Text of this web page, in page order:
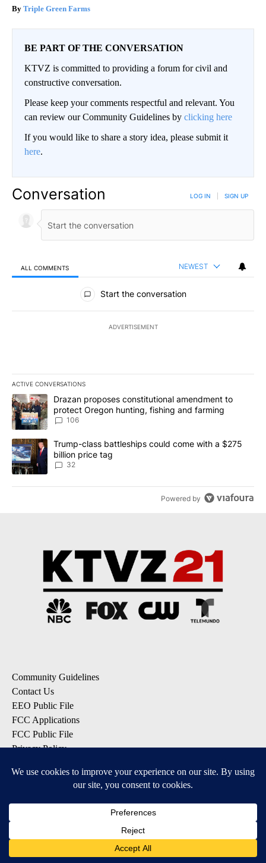
Triple Green Farms
BE PART OF THE CONVERSATION
KTVZ is committed to providing a forum for civil and
constructive conversation.
Please keep your comments respectful and relevant. You
can review our Community Guidelines by clicking here
If you would like to share a story idea, please submit it
here.
Conversation LOG IN SIGN UP
ALL COMMENTS NEWEST
All Comments
Start the conversation
ADVERTISEMENT
ACTIVE CONVERSATIONS
The following is a list of the most commented articles in the last
A trending article titled "Drazan proposes constitutional
Drazan proposes constitutional amendment to
protect Oregon hunting, fishing and farming
106
A trending article titled "Trump-class battleships could come
Trump-class battleships could come with a $275
billion price tag
32
Powered by
Community Guidelines
Contact Us
EEO Public File
FCC Applications
FCC Public File
Privacy Policy
Do Not Sell My Personal Information
SUBSCRIBE: KTVZ NEWSLETTERS
Breaking News